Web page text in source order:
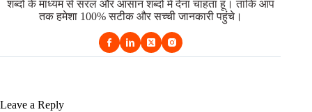
शब्दों के माध्यम से सरल और आसान शब्दों में देना चाहता हूं। ताकि आप
तक हमेशा 100% सटीक और सच्ची जानकारी पहुंचे।
Leave a Reply